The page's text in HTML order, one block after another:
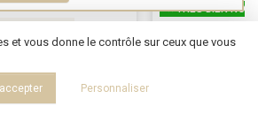
⭐ TRÈS BIEN NOTÉ
Carnet de
et vous donne le contrôle sur ceux que vous
Personnaliser